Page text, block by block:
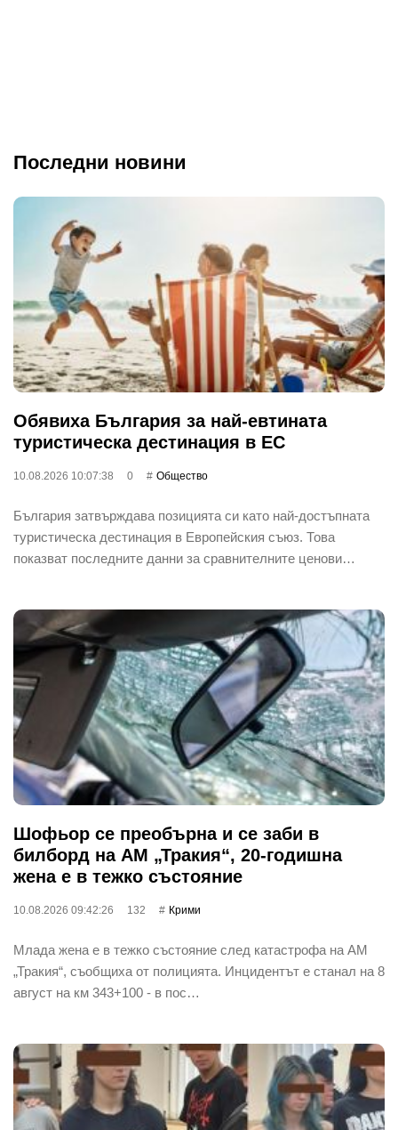
Последни новини
Обявиха България за най-евтината
туристическа дестинация в ЕС
10.08.2026 10:07:38 0 Общество
България затвърждава позицията си като най-достъпната
туристическа дестинация в Европейския съюз. Това
показват последните данни за сравнителните ценови…
Шофьор се преобърна и се заби в
билборд на АМ „Тракия“, 20-годишна
жена е в тежко състояние
10.08.2026 09:42:26 132 Крими
Млада жена е в тежко състояние след катастрофа на АМ
„Тракия“, съобщиха от полицията. Инцидентът е станал на 8
август на км 343+100 - в пос…